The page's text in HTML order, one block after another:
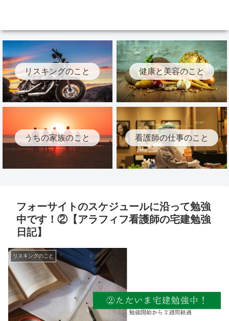
リスキングのこと 健康と美容のこと
うちの家族のこと 看護師の仕事のこと
フォーサイトのスケジュールに沿って勉強
中です！②【アラフィフ看護師の宅建勉強
日記】
リスキングのこと